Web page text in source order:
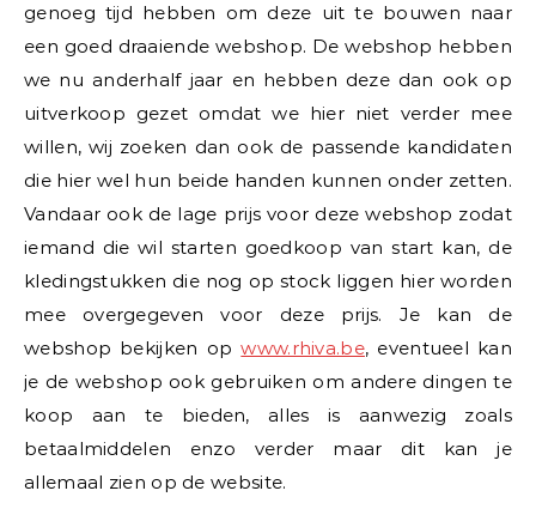
genoeg tijd hebben om deze uit te bouwen naar
een goed draaiende webshop. De webshop hebben
we nu anderhalf jaar en hebben deze dan ook op
uitverkoop gezet omdat we hier niet verder mee
willen, wij zoeken dan ook de passende kandidaten
die hier wel hun beide handen kunnen onder zetten.
Vandaar ook de lage prijs voor deze webshop zodat
iemand die wil starten goedkoop van start kan, de
kledingstukken die nog op stock liggen hier worden
mee overgegeven voor deze prijs. Je kan de
webshop bekijken opwww.rhiva.be, eventueel kan
je de webshop ook gebruiken om andere dingen te
koop aan te bieden, alles is aanwezig zoals
betaalmiddelen enzo verder maar dit kan je
allemaal zien op de website.